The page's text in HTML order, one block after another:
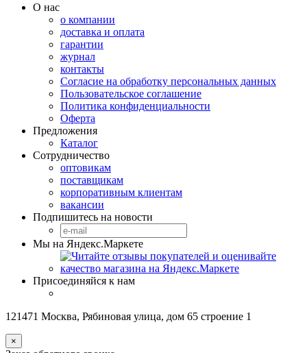
О нас
о компании
доставка и оплата
гарантии
журнал
контакты
Согласие на обработку персональных данных
Пользовательское соглашение
Политика конфиденциальности
Оферта
Предложения
Каталог
Сотрудничество
оптовикам
поставщикам
корпоративным клиентам
вакансии
Подпишитесь на новости
Мы на Яндекс.Маркете
Присоединяйся к нам
121471 Москва, Рябиновая улица, дом 65 строение 1
×